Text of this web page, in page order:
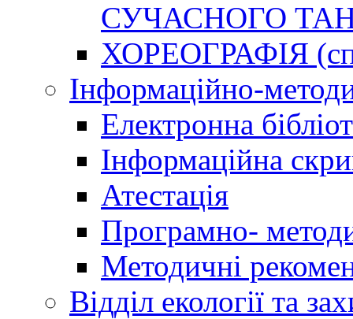
СУЧАСНОГО
ХОРЕОГРАФІЯ
Інформаційно-
Електронна
Інформаційна
Атестація
Програмно-
Методичні
Відділ екології та